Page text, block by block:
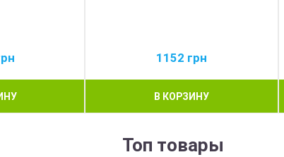
1152 грн
В КОРЗИНУ
Топ товары